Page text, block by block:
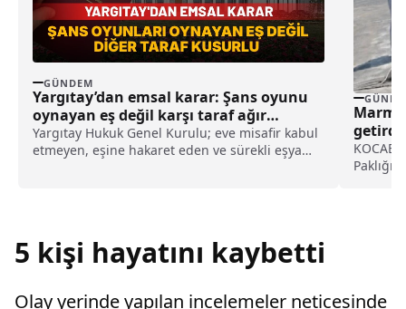
GÜNDEM
Yargıtay’dan emsal karar: Şans oyunu
oynayan eş değil karşı taraf ağır
kusurlu sayıldı
Yargıtay Hukuk Genel Kurulu; eve misafir kabul
etmeyen, eşine hakaret eden ve sürekli eşya
getirdi
Paklığı
5 kişi hayatını kaybetti
Olay yerinde yapılan incelemeler neticesinde